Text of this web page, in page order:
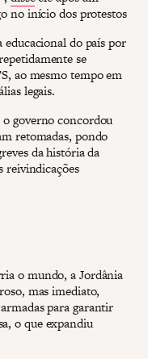
no início dos protestos
educacional do país por
se
ao mesmo tempo em
legais.
governo concordou
retomadas, pondo
da história da
reivindicações
o mundo, a Jordânia
mas imediato,
para garantir
o que expandiu